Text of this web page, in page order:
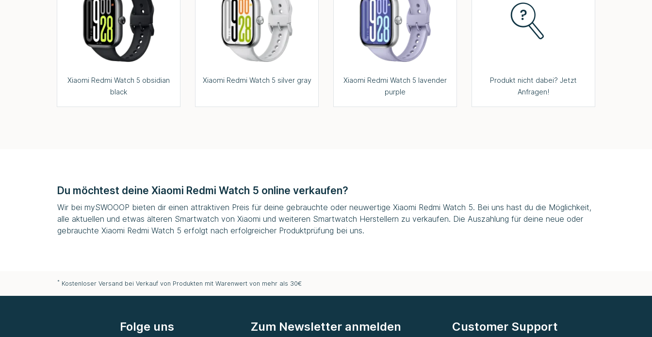
Xiaomi Redmi Watch 5 obsidian
black
Xiaomi Redmi Watch 5 silver gray
Xiaomi Redmi Watch 5 lavender
purple
Produkt nicht dabei? Jetzt
Anfragen!
Du möchtest deine Xiaomi Redmi Watch 5 online verkaufen?
Wir bei mySWOOOP bieten dir einen attraktiven Preis für deine gebrauchte oder neuwertige Xiaomi Redmi Watch 5. Bei uns hast du die Möglichkeit,
alle aktuellen und etwas älteren Smartwatch von Xiaomi und weiteren Smartwatch Herstellern zu verkaufen. Die Auszahlung für deine neue oder
gebrauchte Xiaomi Redmi Watch 5 erfolgt nach erfolgreicher Produktprüfung bei uns.
* Kostenloser Versand bei Verkauf von Produkten mit Warenwert von mehr als 30€
Folge uns Zum Newsletter anmelden Customer Support